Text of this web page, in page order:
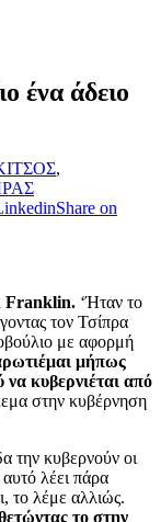
ένα άδειο
,
Share on
Franklin. ‘Ήταν το
τον Τσίπρα
με αφορμή
μήπως
να κυβερνιέται από
στην κυβέρνηση
την κυβερνούν οι
αυτό λέει πάρα
το λέμε αλλιώς.
το στην